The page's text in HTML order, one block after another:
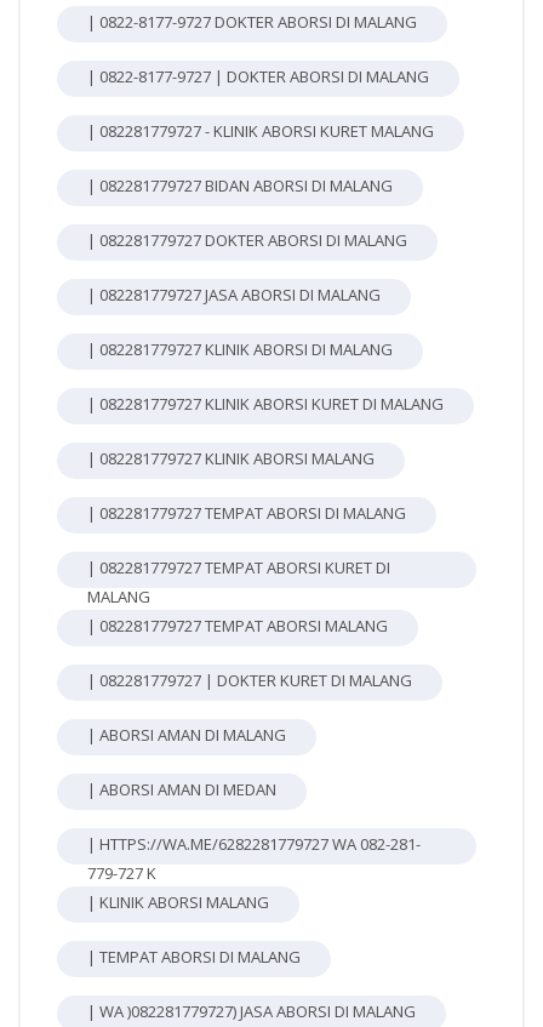
| 0822-8177-9727 DOKTER ABORSI DI MALANG
| 0822-8177-9727 | DOKTER ABORSI DI MALANG
| 082281779727 - KLINIK ABORSI KURET MALANG
| 082281779727 BIDAN ABORSI DI MALANG
| 082281779727 DOKTER ABORSI DI MALANG
| 082281779727 JASA ABORSI DI MALANG
| 082281779727 KLINIK ABORSI DI MALANG
| 082281779727 KLINIK ABORSI KURET DI MALANG
| 082281779727 KLINIK ABORSI MALANG
| 082281779727 TEMPAT ABORSI DI MALANG
| 082281779727 TEMPAT ABORSI KURET DI
MALANG
| 082281779727 TEMPAT ABORSI MALANG
| 082281779727 | DOKTER KURET DI MALANG
| ABORSI AMAN DI MALANG
| ABORSI AMAN DI MEDAN
| HTTPS://WA.ME/6282281779727 WA 082-281-
779-727 K
| KLINIK ABORSI MALANG
| TEMPAT ABORSI DI MALANG
| WA )082281779727) JASA ABORSI DI MALANG